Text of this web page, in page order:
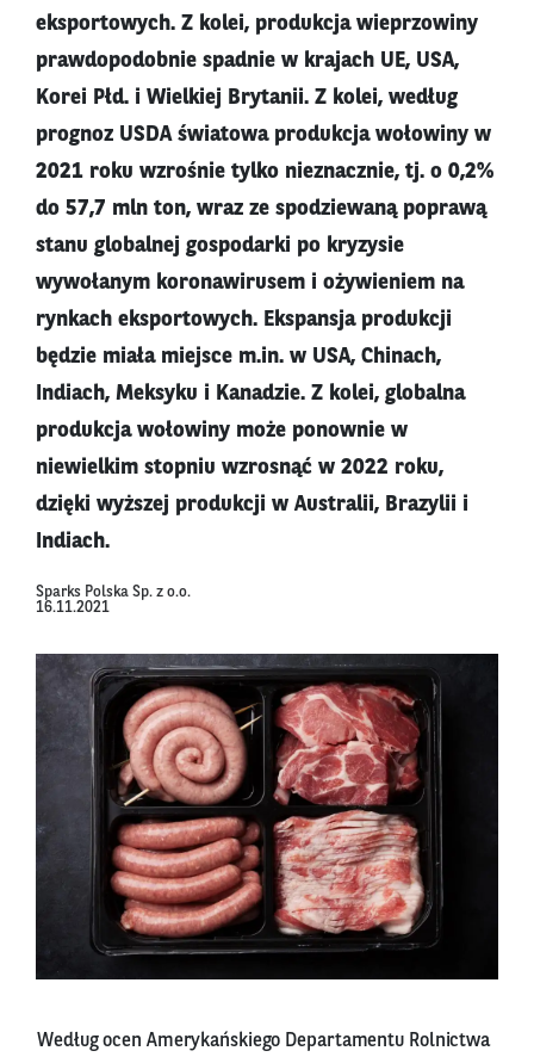
eksportowych. Z kolei, produkcja wieprzowiny
prawdopodobnie spadnie w krajach UE, USA,
Korei Płd. i Wielkiej Brytanii. Z kolei, według
prognoz USDA światowa produkcja wołowiny w
2021 roku wzrośnie tylko nieznacznie, tj. o 0,2%
do 57,7 mln ton, wraz ze spodziewaną poprawą
stanu globalnej gospodarki po kryzysie
wywołanym koronawirusem i ożywieniem na
rynkach eksportowych. Ekspansja produkcji
będzie miała miejsce m.in. w USA, Chinach,
Indiach, Meksyku i Kanadzie. Z kolei, globalna
produkcja wołowiny może ponownie w
niewielkim stopniu wzrosnąć w 2022 roku,
dzięki wyższej produkcji w Australii, Brazylii i
Indiach.
Sparks Polska Sp. z o.o.
16.11.2021
Według ocen Amerykańskiego Departamentu Rolnictwa